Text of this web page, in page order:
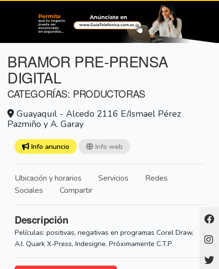
BRAMOR PRE-PRENSA
DIGITAL
CATEGORÍAS: PRODUCTORAS
Guayaquil - Alcedo 2116 E/Ismael Pérez
Pazmiño y A. Garay
Info anuncio Info web
Ubicación y horarios Servicios
Redes
Sociales
Compartir
Descripción
Películas: positivas, negativas en programas Corel Draw,
A.I. Quark X-Press, Indesigne. Próximamente C.T.P.